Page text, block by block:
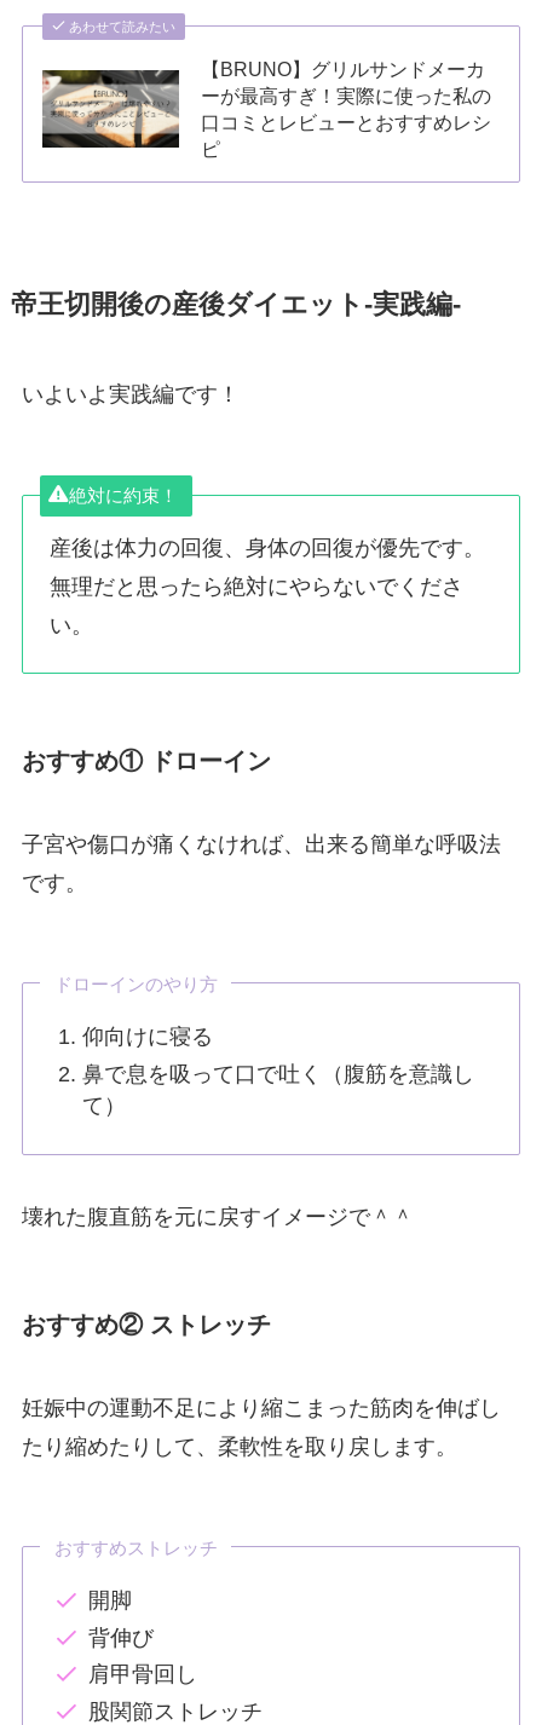
あわせて読みたい
【BRUNO】グリルサンドメーカ
ーが最高すぎ！実際に使った私の
口コミとレビューとおすすめレシ
ピ
帝王切開後の産後ダイエット‐実践編‐
いよいよ実践編です！
絶対に約束！
産後は体力の回復、身体の回復が優先です。
無理だと思ったら絶対にやらないでくださ
い。
おすすめ① ドローイン
子宮や傷口が痛くなければ、出来る簡単な呼吸法
です。
ドローインのやり方
仰向けに寝る
鼻で息を吸って口で吐く（腹筋を意識し
て）
壊れた腹直筋を元に戻すイメージで＾＾
おすすめ② ストレッチ
妊娠中の運動不足により縮こまった筋肉を伸ばし
たり縮めたりして、柔軟性を取り戻します。
おすすめストレッチ
開脚
背伸び
肩甲骨回し
股関節ストレッチ